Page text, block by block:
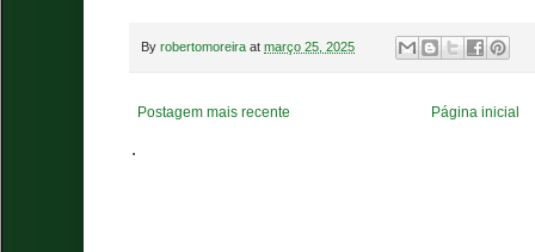
By robertomoreira at março 25, 2025
Postagem mais recente Página inicial
.